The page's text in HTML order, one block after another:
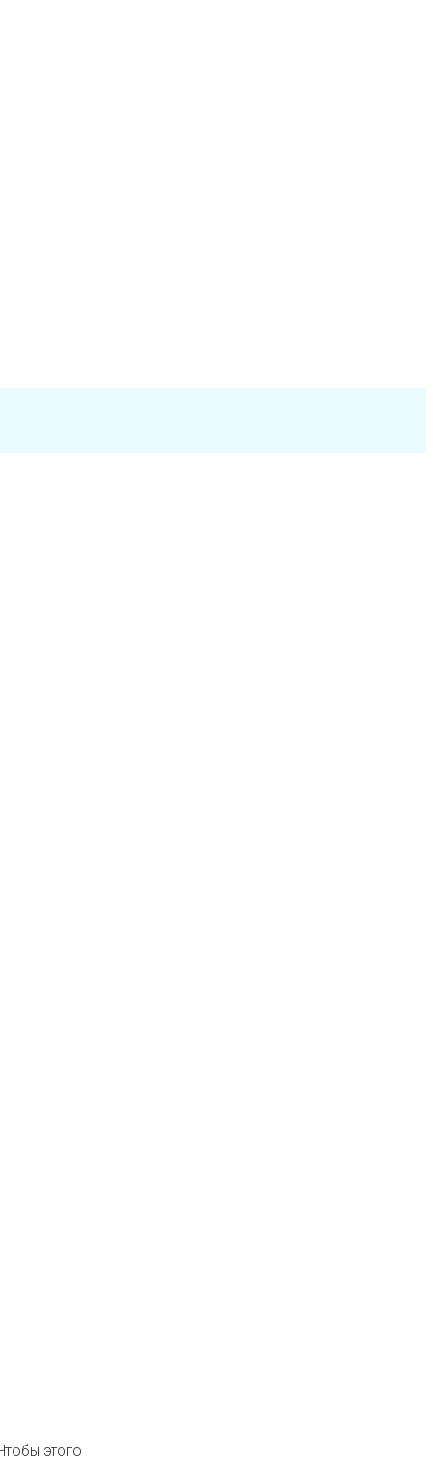
этого